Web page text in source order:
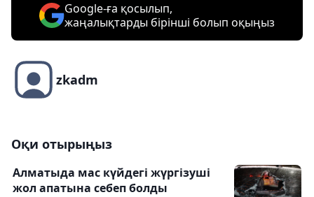
Google-ға қосылып,
жаңалықтарды бірінші болып оқыңыз
zkadm
Оқи отырыңыз
Алматыда мас күйдегі жүргізуші
жол апатына себеп болды